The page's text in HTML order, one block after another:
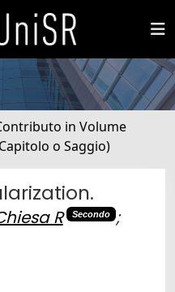
in Volume
o Saggio)
R Secondo ;